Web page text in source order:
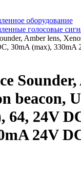
оборудование
голосовые
Amber lens,
30mA (max), 330mA
beacon,
64, 24V
24V